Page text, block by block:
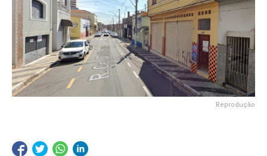
Reprodução